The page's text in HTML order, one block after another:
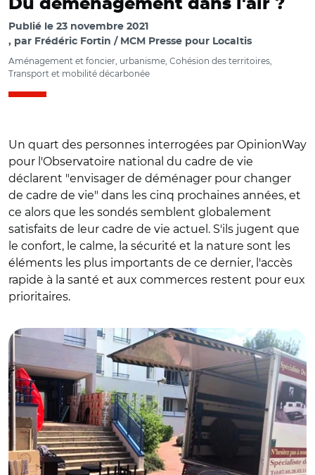
Du déménagement dans l'air ?
Publié le 23 novembre 2021
par Frédéric Fortin / MCM Presse pour Localtis
Aménagement et foncier, urbanisme, Cohésion des territoires,
Transport et mobilité décarbonée
Un quart des personnes interrogées par OpinionWay
pour l'Observatoire national du cadre de vie
déclarent "envisager de déménager pour changer
de cadre de vie" dans les cinq prochaines années, et
ce alors que les sondés semblent globalement
satisfaits de leur cadre de vie actuel. S'ils jugent que
le confort, le calme, la sécurité et la nature sont les
éléments les plus importants de ce dernier, l'accès
rapide à la santé et aux commerces restent pour eux
prioritaires.